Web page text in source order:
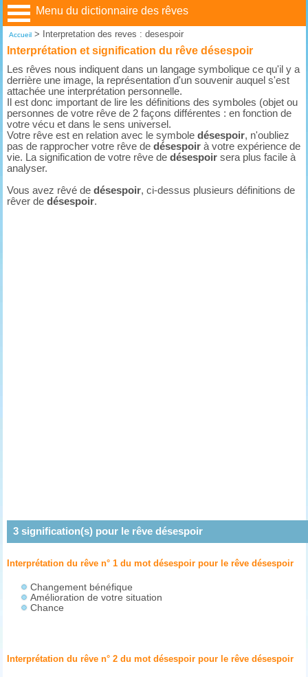
Menu du dictionnaire des rêves
Accueil> Interpretation des reves : desespoir
Interprétation et signification du rêve désespoir
Les rêves nous indiquent dans un langage symbolique ce qu'il y a
derrière une image, la représentation d'un souvenir auquel s'est
attachée une interprétation personnelle.
Il est donc important de lire les définitions des symboles (objet ou
personnes de votre rêve de 2 façons différentes : en fonction de
votre vécu et dans le sens universel.
Votre rêve est en relation avec le symboledésespoir, n'oubliez
pas de rapprocher votre rêve dedésespoir à votre expérience de
vie. La signification de votre rêve dedésespoir sera plus facile à
analyser.
Vous avez rêvé dedésespoir, ci-dessus plusieurs définitions de
rêver dedésespoir.
3signification(s) pour le rêve désespoir
Interprétation du rêve n° 1 du mot désespoir pour le rêvedésespoir
Changement bénéfique
Amélioration de votre situation
Chance
Interprétation du rêve n° 2 du mot désespoir pour le rêvedésespoir